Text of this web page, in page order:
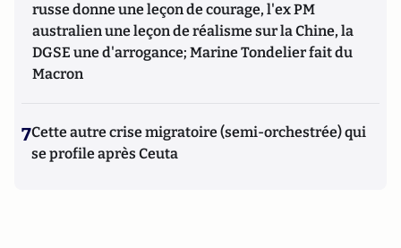
russe donne une leçon de courage, l'ex PM
australien une leçon de réalisme sur la Chine, la
DGSE une d'arrogance; Marine Tondelier fait du
Macron
7Cette autre crise migratoire (semi-orchestrée) qui
se profile après Ceuta